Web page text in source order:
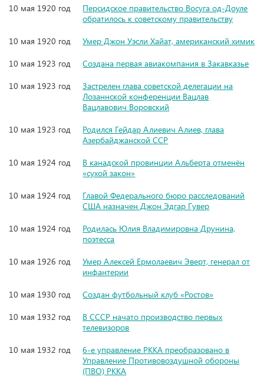
10 мая 1920 год
Персидское правительство Восуга од-Доуле
обратилось к советскому правительству
10 мая 1920 год
Умер Джон Уэсли Хайат, американский химик
10 мая 1923 год
Создана первая авиакомпания в Закавказье
10 мая 1923 год
Застрелен глава советской делегации на
Лозаннской конференции Вацлав
Вацлавович Воровский
10 мая 1923 год
Родился Гейдар Алиевич Алиев, глава
Азербайджанской ССР
10 мая 1924 год
В канадской провинции Альберта отменён
«сухой закон»
10 мая 1924 год
Главой Федерального бюро расследований
США назначен Джон Эдгар Гувер
10 мая 1924 год
Родилась Юлия Владимировна Друнина,
поэтесса
10 мая 1926 год
Умер Алексей Ермолаевич Эверт, генерал от
инфантерии
10 мая 1930 год
Создан футбольный клуб «Ростов»
10 мая 1932 год
В СССР начато производство первых
телевизоров
10 мая 1932 год
6-е управление РККА преобразовано в
Управление Противовоздушной обороны
(ПВО) РККА